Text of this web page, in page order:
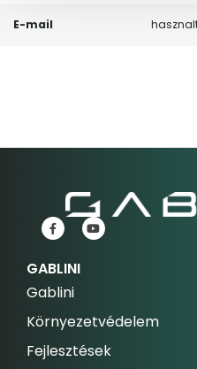
E-mail
GABLINI
Gablini
Környezetvédelem
Fejlesztések